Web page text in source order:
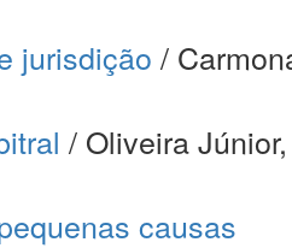
jurisdição /
/ Oliveira
causas